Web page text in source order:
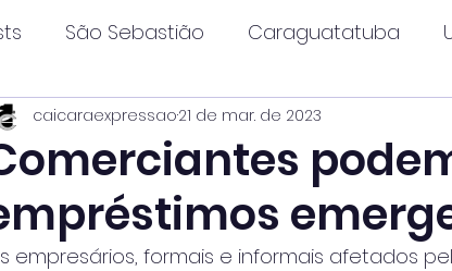
São Sebastião Caraguatatuba
Itanhaém Guaratinguetá
caicaraexpressao21 de mar. de 2023
empresários, formais e informais afetados